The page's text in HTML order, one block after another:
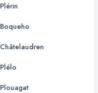
Plérin
Boqueho
Châtelaudren
Plélo
Plouagat